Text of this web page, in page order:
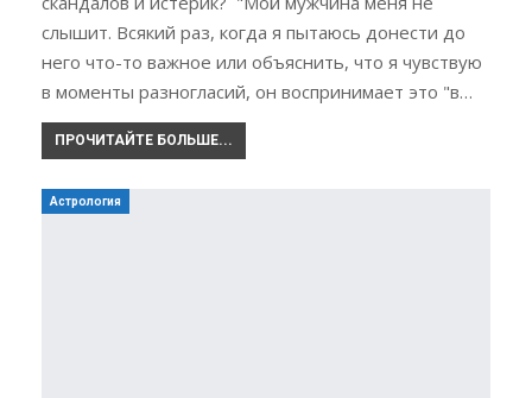
слышит. Всякий раз, когда я пытаюсь донести до
него что-то важное или объяснить, что я чувствую
в моменты разногласий, он воспринимает это "в…
ПРОЧИТАЙТЕ БОЛЬШЕ...
Астрология